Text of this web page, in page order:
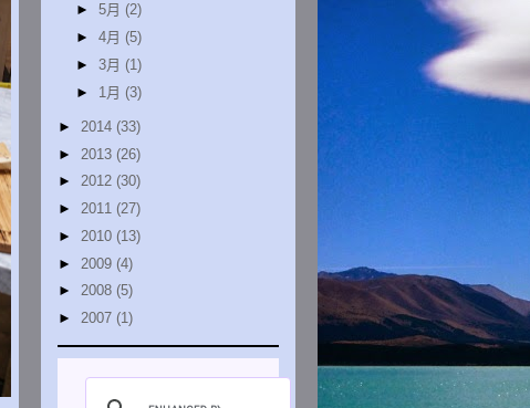
► 5月 (2)
► 4月 (5)
► 3月 (1)
► 1月 (3)
► 2014 (33)
► 2013 (26)
► 2012 (30)
► 2011 (27)
► 2010 (13)
► 2009 (4)
► 2008 (5)
► 2007 (1)